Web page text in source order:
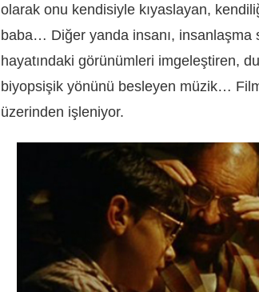
olarak onu kendisiyle kıyaslayan,
baba… Diğer yanda insanı, insanlaşma
hayatındaki görünümleri imgeleştiren,
biyopsişik yönünü besleyen müzik…
üzerinden işleniyor.